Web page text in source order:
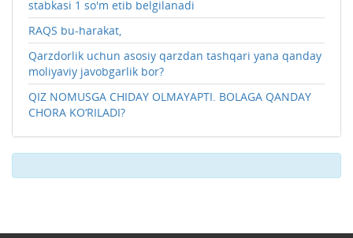
stabkasi 1 so'm etib belgilanadi
RAQS bu-harakat,
Qarzdorlik uchun asosiy qarzdan tashqari yana qanday
moliyaviy javobgarlik bor?
QIZ NOMUSGA CHIDAY OLMAYAPTI. BOLAGA QANDAY
CHORA KO‘RILADI?